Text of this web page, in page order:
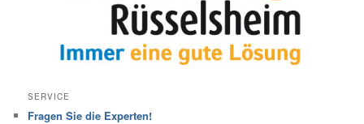
SERVICE
Fragen Sie die Experten!